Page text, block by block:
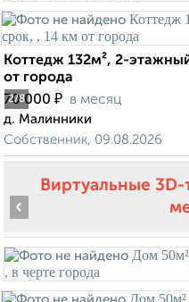
2/8
Коттедж 132м², 2-
от города
70 000 ₽ в месяц
д. Малинники
Собственник, 09.08.2026
Виртуальные
‹